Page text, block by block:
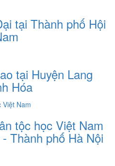
tại Thành phố Hội
tại Huyện Lang
Hóa
tộc học Việt Nam
Thành phố Hà Nội